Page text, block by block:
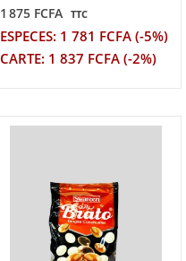
1 875 FCFA TTC
ESPECES: 1 781 FCFA (-5%)
CARTE: 1 837 FCFA (-2%)